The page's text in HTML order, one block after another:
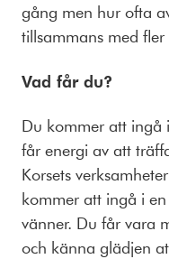
gång men hur ofta
tillsammans med
Vad får du?
Du kommer att ingå
får energi av att
Korsets
kommer att ingå i
vänner. Du får vara
och känna glädjen